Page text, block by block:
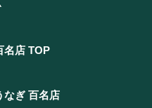
名店 TOP
なぎ 百名店